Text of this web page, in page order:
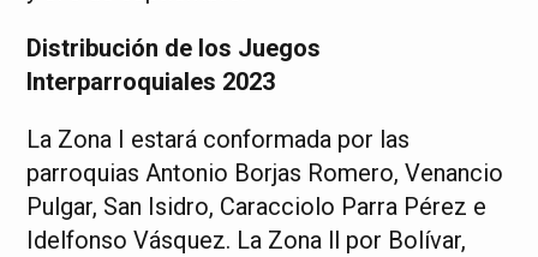
Distribución de los Juegos
Interparroquiales 2023
La Zona I estará conformada por las
parroquias Antonio Borjas Romero, Venancio
Pulgar, San Isidro, Caracciolo Parra Pérez e
Idelfonso Vásquez. La Zona ll por Bolívar,